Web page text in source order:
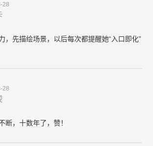
28
，先描绘场景，以后每次都提醒她“入口即化”
28
断，十数年了，赞！